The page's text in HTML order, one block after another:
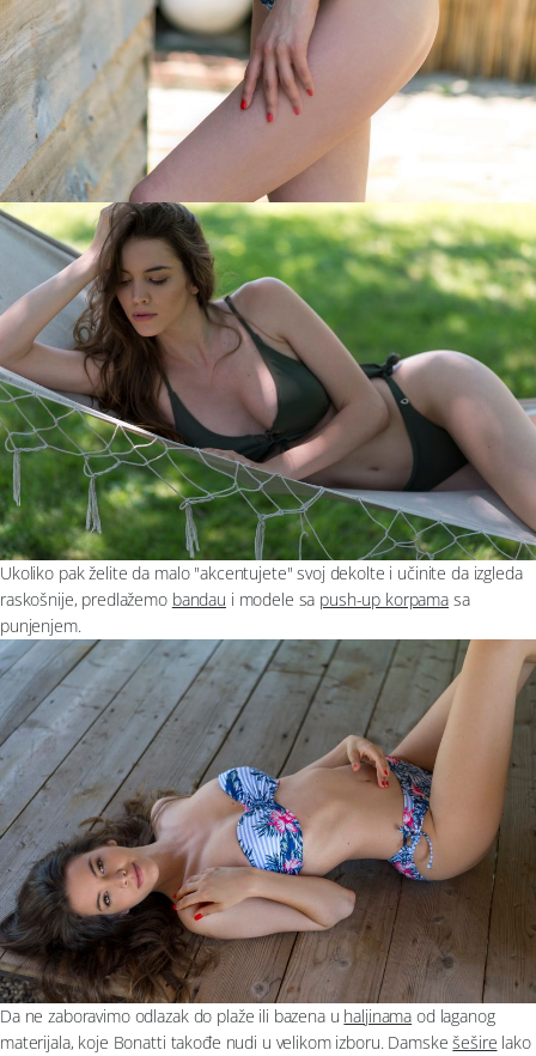
Ukoliko pak želite da malo "akcentujete" svoj dekolte i učinite da izgleda
raskošnije, predlažemo bandau i modele sa push-up korpama sa
punjenjem.
Da ne zaboravimo odlazak do plaže ili bazena u haljinama od laganog
materijala, koje Bonatti takođe nudi u velikom izboru. Damskešešire lako